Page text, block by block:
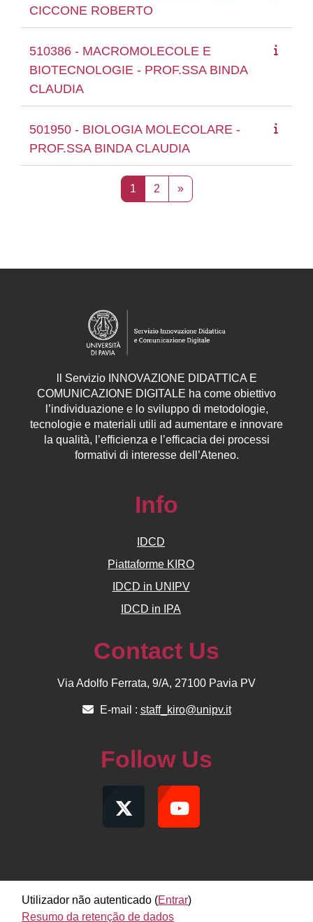
CICCONE ROBERTO
510386 - MACROMOLECOLE E
BIOTECNOLOGIE - PROF.SSA BINDA
CLAUDIA
501950 - BIOLOGIA MOLECOLARE -
PROF.SSA BINDA CLAUDIA
1 Página 1
2Página 2
»Página seguinte
Servizio INNOVAZIONE DIDATTICA E
COMUNICAZIONE DIGITALE ha come obiettivo
l’individuazione e lo sviluppo di metodologie,
tecnologie e materiali utili ad aumentare e innovare
la qualità, l’efficienza e l’efficacia dei processi
formativi di interesse dell’Ateneo.
Info
IDCD
Piattaforme KIRO
IDCD in UNIPV
IDCD in IPA
Contact Us
Via Adolfo Ferrata, 9/A, 27100 Pavia PV
E-mail : staff_kiro@unipv.it
Follow Us
Utilizador não autenticado (Entrar)
Resumo da retenção de dados